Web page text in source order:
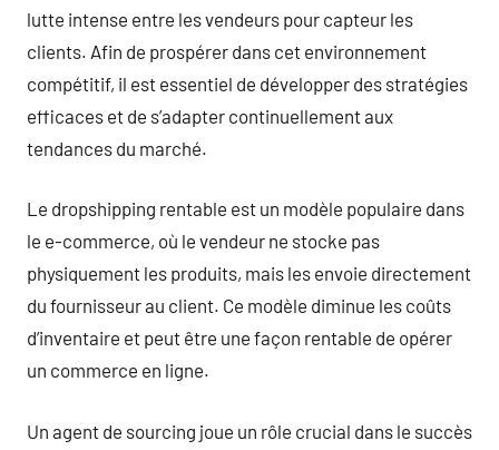
lutte intense entre les vendeurs pour capteur les
clients. Afin de prospérer dans cet environnement
compétitif, il est essentiel de développer des stratégies
efficaces et de s’adapter continuellement aux
tendances du marché.
Le dropshipping rentable est un modèle populaire dans
le e-commerce, où le vendeur ne stocke pas
physiquement les produits, mais les envoie directement
du fournisseur au client. Ce modèle diminue les coûts
d’inventaire et peut être une façon rentable de opérer
un commerce en ligne.
Un agent de sourcing joue un rôle crucial dans le succès